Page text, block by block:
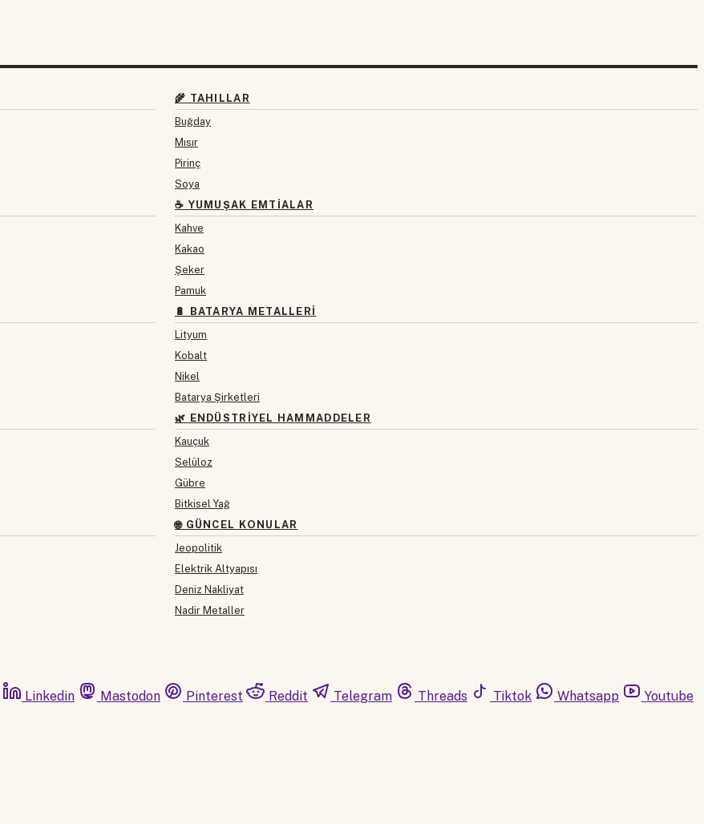
🌾 TAHILLAR
Buğday
Mısır
Pirinç
Soya
☕ YUMUŞAK EMTIALAR
Kahve
Kakao
Şeker
Pamuk
🔋 BATARYA METALLERI
Lityum
Kobalt
Nikel
Batarya Şirketleri
🌿 ENDÜSTRIYEL HAMMADDELER
Kauçuk
Selüloz
Gübre
Bitkisel Yağ
🌐 GÜNCEL KONULAR
Jeopolitik
Elektrik Altyapısı
Deniz Nakliyat
Nadir Metaller
Linkedin Mastodon Pinterest Reddit Telegram Threads Tiktok Whatsapp Youtube